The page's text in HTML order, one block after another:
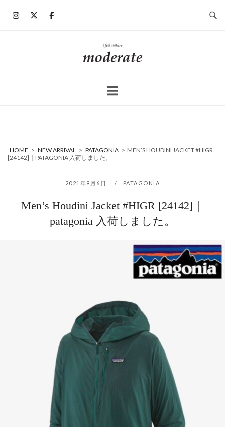
ホ
ー
HOME > NEW ARRIVAL > PATAGONIA > MEN’S HOUDINI JACKET #HIGR
[24142]｜PATAGONIA 入荷しました。
2021年9月6日 PATAGONIA
Men’s Houdini Jacket #HIGR [24142]｜
patagonia 入荷しました。